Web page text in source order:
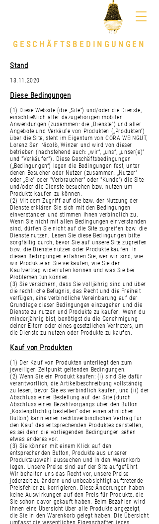
GESCHÄFTSBEDINGUNGEN
Stand
13.11.2020
Diese Bedingungen
(1) Diese Website (die „Site“) und/oder die Dienste,
einschließlich aller dazugehörigen mobilen
Anwendungen (zusammen: die „Dienste“) und aller
Angebote und Verkäufe von Produkten („Produkten“)
über die Site, steht im Eigentum von CORA WEINGUT,
Lorenz San Nicolò, Winzer und wird von dieser
betrieben (nachstehend auch: „wir“, „uns“, „unser(e)“
und "Verkäufer"). Diese Geschäftsbedingungen
(„Bedingungen“) legen die Bedingungen fest, unter
denen Besucher oder Nutzer (zusammen: „Nutzer“
oder „Sie“ oder "Verbraucher" oder "Kunde") die Site
und/oder die Dienste besuchen bzw. nutzen um
Produkte kaufen zu können.
(2) Mit dem Zugriff auf die bzw. der Nutzung der
Dienste erklären Sie sich mit den Bedingungen
einverstanden und stimmen ihnen verbindlich zu.
Wenn Sie nicht mit allen Bedingungen einverstanden
sind, dürfen Sie nicht auf die Site zugreifen bzw. die
Dienste nutzen. Lesen Sie diese Bedingungen bitte
sorgfältig durch, bevor Sie auf unsere Site zugreifen
bzw. die Dienste nutzen oder Produkte kaufen. In
diesen Bedingungen erfahren Sie, wer wir sind, wie
wir Produkte an Sie verkaufen, wie Sie den
Kaufvertrag widerrufen können und was Sie bei
Problemen tun können.
(3) Sie versichern, dass Sie volljährig sind und über
die rechtliche Befugnis, das Recht und die Freiheit
verfügen, eine verbindliche Vereinbarung auf der
Grundlage dieser Bedingungen einzugehen und die
Dienste zu nutzen und Produkte zu kaufen. Wenn du
minderjährig bist, benötigst du die Genehmigung
deiner Eltern oder eines gesetzlichen Vertreters, um
die Dienste zu nutzen oder Produkte zu kaufen.
Kauf von Produkten
(1) Der Kauf von Produkten unterliegt den zum
jeweiligen Zeitpunkt geltenden Bedingungen.
(2) Wenn Sie ein Produkt kaufen: (i) sind Sie dafür
verantwortlich, die Artikelbeschreibung vollständig
zu lesen, bevor Sie es verbindlich kaufen, und (ii) der
Abschluss einer Bestellung auf der Site (durch
Abschluss eines Bezahlvorgangs über den Button
„Kostenpflichtig bestellen“ oder einen ähnlichen
Button) kann einen rechtsverbindlichen Vertrag für
den Kauf des entsprechenden Produktes darstellen,
es sei denn die vorliegenden Bedingungen sehen
etwas anderes vor.
(3) Sie können mit einem Klick auf den
entsprechenden Button, Produkte aus unserer
Produktauswahl aussuchen und in den Warenkorb
legen. Unsere Preise sind auf der Site aufgeführt.
Wir behalten uns das Recht vor, unsere Preise
jederzeit zu ändern und unbeabsichtigt auftretende
Preisfehler zu korrigieren. Diese Änderungen haben
keine Auswirkungen auf den Preis für Produkte, die
Sie schon davor gekauft haben. Beim Bezahlen wird
Ihnen eine Übersicht über alle Produkte angezeigt,
die Sie in den Warenkorb gelegt haben. Die Übersicht
umfasst die wesentlichen Eigenschaften jedes